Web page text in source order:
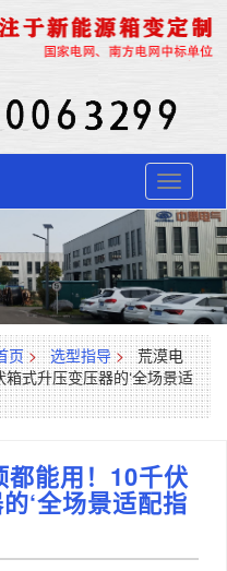
Toggle
页 > 选型指导 > 荒漠电
式升压变压器的‘全场景适
能用！10千伏
‘全场景适配指